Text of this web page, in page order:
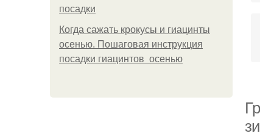
посадки
Когда сажать крокусы и гиацинты
осенью. Пошаговая инструкция
посадки гиацинтов осенью